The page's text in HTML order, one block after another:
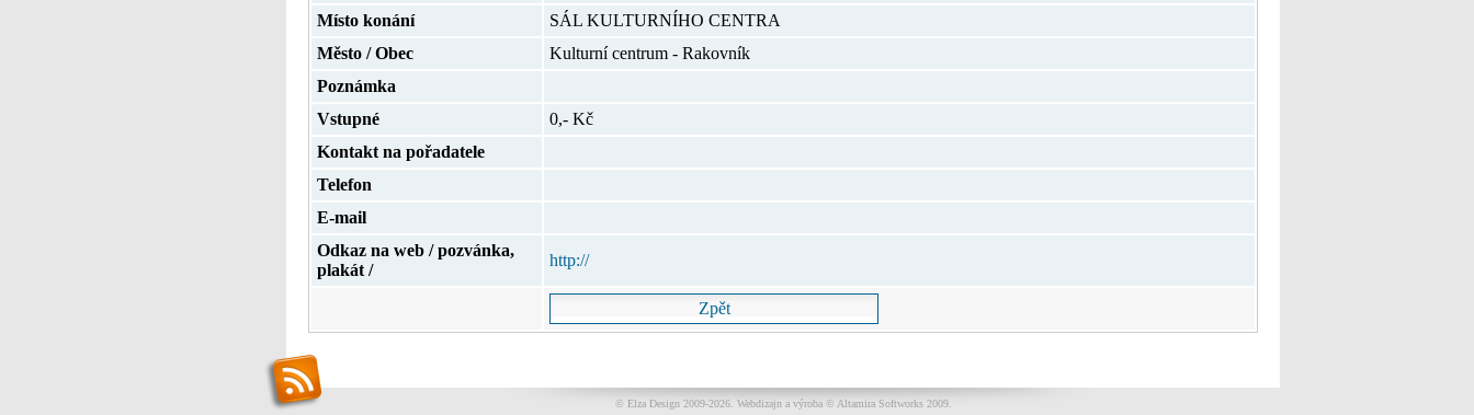
Místo konání
SÁL KULTURNÍHO CENTRA
Město / Obec
Kulturní centrum - Rakovník
Poznámka
Vstupné
0,- Kč
Kontakt na pořadatele
Telefon
E-mail
Odkaz na web / pozvánka,
plakát /
http://
© Elza Design 2009-2026. Webdizajn a výroba © Altamira Softworks 2009.